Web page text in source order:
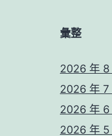
彙整
2026 年 8
2026 年 7
2026 年 6
2026 年 5